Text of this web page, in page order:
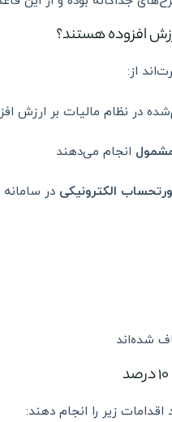
افزوده هستند؟
در نظام مالیات بر ارزش
انجام می‌دهند
الکترونیکی در
زیر را انجام دهند: